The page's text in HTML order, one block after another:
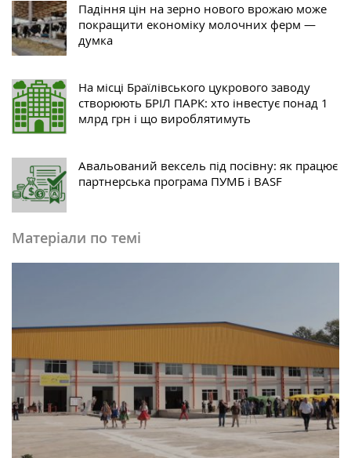
Падіння цін на зерно нового врожаю може
покращити економіку молочних ферм —
думка
На місці Браїлівського цукрового заводу
створюють БРІЛ ПАРК: хто інвестує понад 1
млрд грн і що вироблятимуть
Авальований вексель під посівну: як працює
партнерська програма ПУМБ і BASF
Матеріали по темі